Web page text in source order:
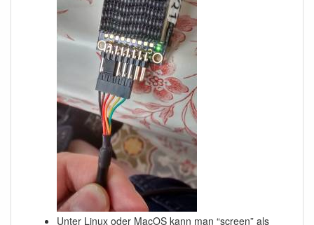
Unter Linux oder MacOS kann man “screen” als